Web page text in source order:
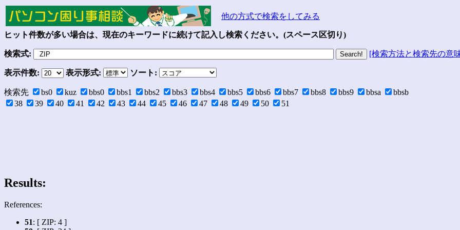
他の方式で検索をしてみる
ヒット件数が多い場合は、現在のキーワードに続けて記入し検索ください。(スペース区切り)
検索式: [検索方法と検索先の意
表示件数: 表示形式: ソート:
検索先 bs0 kuz bbs0 bbs1 bbs2 bbs3 bbs4 bbs5 bbs6 bbs7 bbs8 bbs9 bbsa
bbsb
38
39 40 41 42 43 44 45 46 47 48 49 50 51
Results:
References:
51: [ ZIP: 4 ]